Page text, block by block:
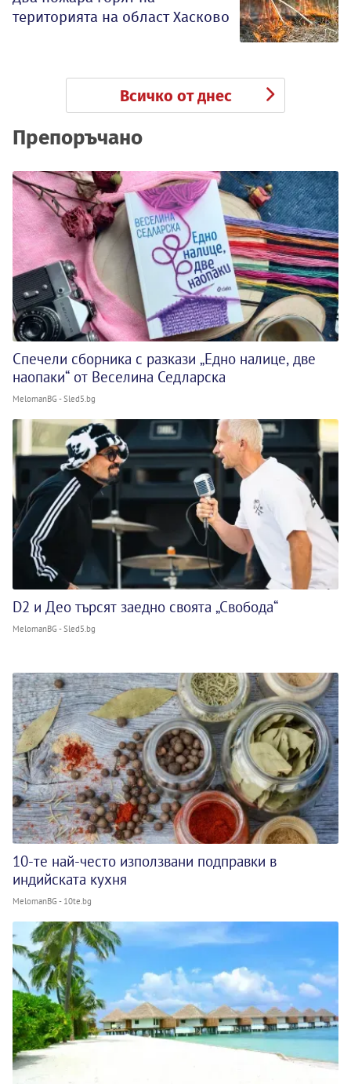
територията на област Хасково
Всичко от днес
Препоръчано
Спечели сборника с разкази „Едно налице, две
наопаки“ от Веселина Седларска
MelomanBG - Sled5.bg
D2 и Део търсят заедно своята „Свобода“
MelomanBG - Sled5.bg
10-те най-често използвани подправки в
индийската кухня
MelomanBG - 10te.bg